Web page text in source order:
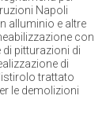
Napoli
alluminio e altre
con
pitturazioni di
di
trattato
le demolizioni